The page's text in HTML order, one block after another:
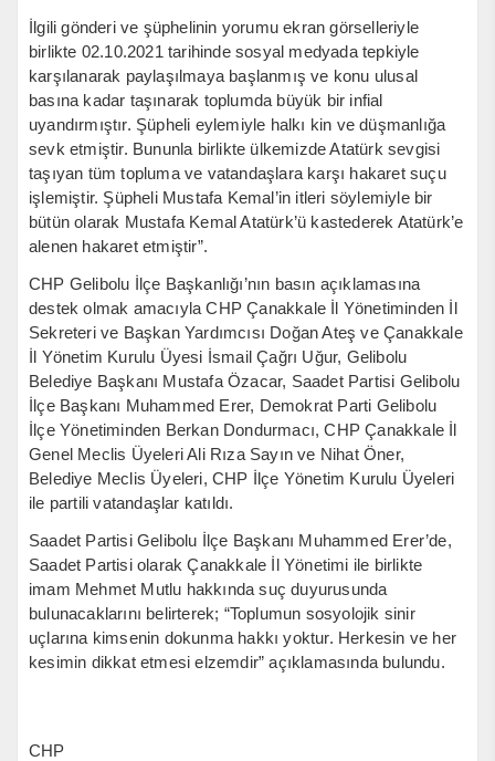
İlgili gönderi ve şüphelinin yorumu ekran görselleriyle
birlikte 02.10.2021 tarihinde sosyal medyada tepkiyle
karşılanarak paylaşılmaya başlanmış ve konu ulusal
basına kadar taşınarak toplumda büyük bir infial
uyandırmıştır. Şüpheli eylemiyle halkı kin ve düşmanlığa
sevk etmiştir. Bununla birlikte ülkemizde Atatürk sevgisi
taşıyan tüm topluma ve vatandaşlara karşı hakaret suçu
işlemiştir. Şüpheli Mustafa Kemal’in itleri söylemiyle bir
bütün olarak Mustafa Kemal Atatürk’ü kastederek Atatürk’e
alenen hakaret etmiştir”.
CHP Gelibolu İlçe Başkanlığı’nın basın açıklamasına
destek olmak amacıyla CHP Çanakkale İl Yönetiminden İl
Sekreteri ve Başkan Yardımcısı Doğan Ateş ve Çanakkale
İl Yönetim Kurulu Üyesi İsmail Çağrı Uğur, Gelibolu
Belediye Başkanı Mustafa Özacar, Saadet Partisi Gelibolu
İlçe Başkanı Muhammed Erer, Demokrat Parti Gelibolu
İlçe Yönetiminden Berkan Dondurmacı, CHP Çanakkale İl
Genel Meclis Üyeleri Ali Rıza Sayın ve Nihat Öner,
Belediye Meclis Üyeleri, CHP İlçe Yönetim Kurulu Üyeleri
ile partili vatandaşlar katıldı.
Saadet Partisi Gelibolu İlçe Başkanı Muhammed Erer’de,
Saadet Partisi olarak Çanakkale İl Yönetimi ile birlikte
imam Mehmet Mutlu hakkında suç duyurusunda
bulunacaklarını belirterek; “Toplumun sosyolojik sinir
uçlarına kimsenin dokunma hakkı yoktur. Herkesin ve her
kesimin dikkat etmesi elzemdir” açıklamasında bulundu.
CHP